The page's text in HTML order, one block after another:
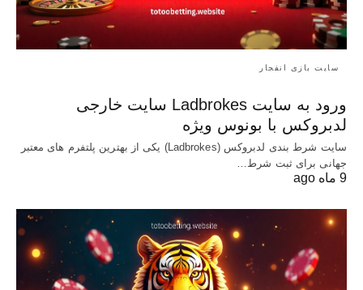
سایت بازی انفجار
ورود به سایت Ladbrokes سایت خارجی
لدبروکس با بونوس ویژه
سایت شرط بندی لدبروکس (Ladbrokes) یکی از بهترین پلتفرم های معتبر
جهانی برای ثبت شرط…
9 ماه ago